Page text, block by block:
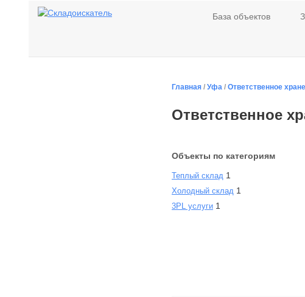
База объектов
Главная / Уфа / Ответственное
Ответственное
Объекты по категориям
Теплый склад 1
Холодный склад 1
3PL услуги 1